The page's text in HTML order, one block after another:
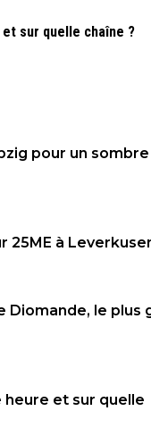
sur quelle chaîne ?
pour un sombre
25ME à
Diomande, le plus
heure et sur quelle